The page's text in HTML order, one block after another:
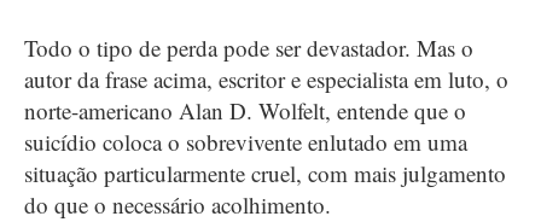
Todo o tipo de perda pode ser devastador. Mas o
autor da frase acima, escritor e especialista em luto, o
norte-americano Alan D. Wolfelt, entende que o
suicídio coloca o sobrevivente enlutado em uma
situação particularmente cruel, com mais julgamento
do que o necessário acolhimento.